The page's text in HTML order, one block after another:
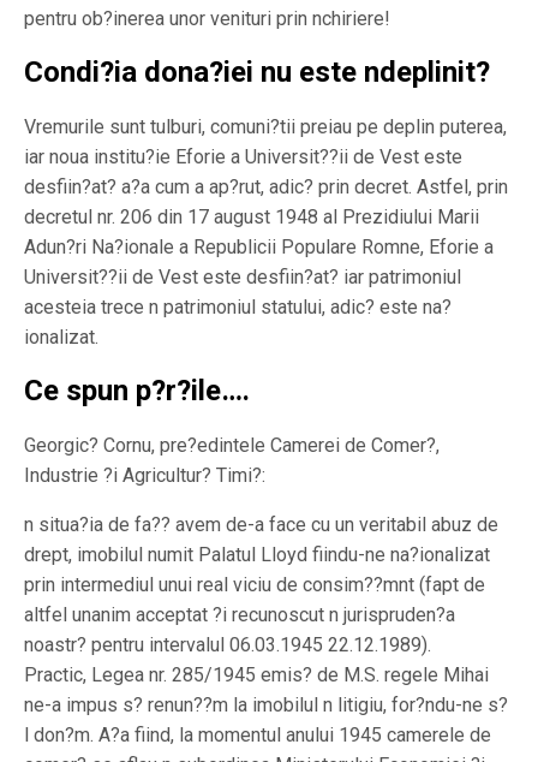
pentru ob?inerea unor venituri prin nchiriere!
Condi?ia dona?iei nu este ndeplinit?
Vremurile sunt tulburi, comuni?tii preiau pe deplin puterea,
iar noua institu?ie Eforie a Universit??ii de Vest este
desfiin?at? a?a cum a ap?rut, adic? prin decret. Astfel, prin
decretul nr. 206 din 17 august 1948 al Prezidiului Marii
Adun?ri Na?ionale a Republicii Populare Romne, Eforie a
Universit??ii de Vest este desfiin?at? iar patrimoniul
acesteia trece n patrimoniul statului, adic? este na?
ionalizat.
Ce spun p?r?ile….
Georgic? Cornu, pre?edintele Camerei de Comer?,
Industrie ?i Agricultur? Timi?:
n situa?ia de fa?? avem de-a face cu un veritabil abuz de
drept, imobilul numit Palatul Lloyd fiindu-ne na?ionalizat
prin intermediul unui real viciu de consim??mnt (fapt de
altfel unanim acceptat ?i recunoscut n jurispruden?a
noastr? pentru intervalul 06.03.1945 22.12.1989).
Practic, Legea nr. 285/1945 emis? de M.S. regele Mihai
ne-a impus s? renun??m la imobilul n litigiu, for?ndu-ne s?
l don?m. A?a fiind, la momentul anului 1945 camerele de